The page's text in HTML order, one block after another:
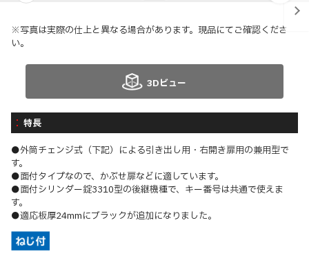
※写真は実際の仕上と異なる場合があります。現品にてご確認くださ
い。
3Dビュー
特長
●外筒チェンジ式（下記）による引き出し用・右開き扉用の兼用型で
す。
●面付タイプなので、かぶせ扉などに適しています。
●面付シリンダー錠3310型の後継機種で、キー番号は共通で使えま
す。
●適応板厚24mmにブラックが追加になりました。